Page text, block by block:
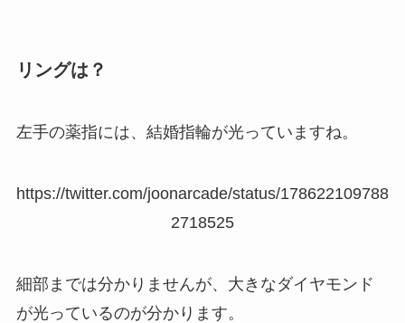
リングは？
左手の薬指には、結婚指輪が光っていますね。
https://twitter.com/joonarcade/status/178622109788
2718525
細部までは分かりませんが、大きなダイヤモンド
が光っているのが分かります。